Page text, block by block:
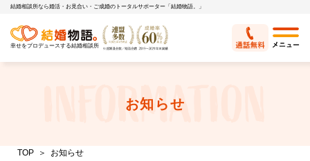
結婚相談所なら婚活・お見合い・ご成婚のトータルサポーター「結婚物語。」
幸せをプロデュースする結婚相談所
お知らせ
TOP
お知らせ